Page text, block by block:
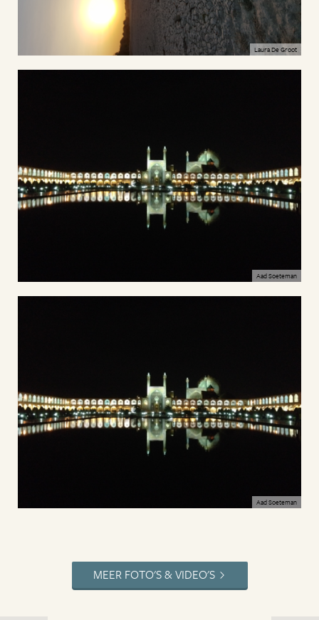
Laura De Groot
Aad Soeteman
Aad Soeteman
MEER FOTO'S & VIDEO'S